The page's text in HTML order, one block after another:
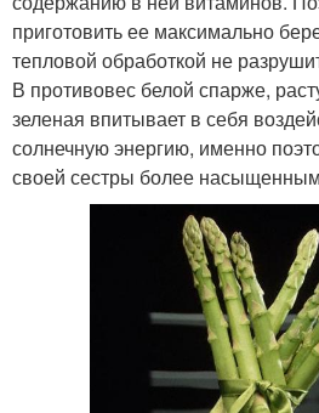
приготовить ее максимально
тепловой обработкой не
В противовес белой спарже,
зеленая впитывает в себя
солнечную энергию, именно
своей сестры более